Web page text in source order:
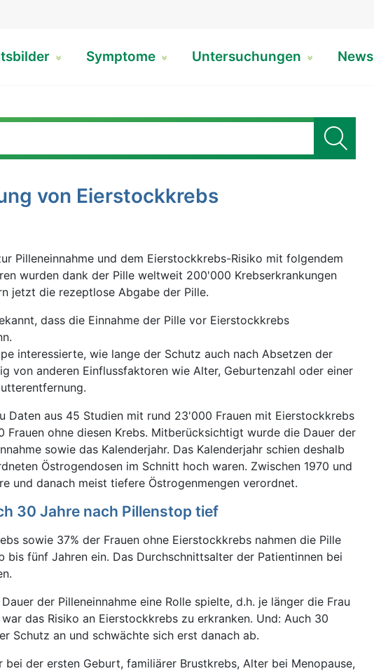
Symptome Untersuchungen News
von Eierstockkrebs
Pilleneinnahme und dem Eierstockkrebs-Risiko mit folgendem
der Pille weltweit 200'000 Krebserkrankungen
jetzt die rezeptlose Abgabe der Pille.
dass die Einnahme der Pille vor Eierstockkrebs
interessierte, wie lange der Schutz auch nach Absetzen der
von anderen Einflussfaktoren wie Alter, Geburtenzahl oder einer
Daten aus 45 Studien mit rund 23'000 Frauen mit Eierstockkrebs
Frauen ohne diesen Krebs. Mitberücksichtigt wurde die Dauer der
sowie das Kalenderjahr. Das Kalenderjahr schien deshalb
Östrogendosen im Schnitt hoch waren. Zwischen 1970 und
und danach meist tiefere Östrogenmengen verordnet.
30 Jahre nach Pillenstop tief
sowie 37% der Frauen ohne Eierstockkrebs nahmen die Pille
bis fünf Jahren ein. Das Durchschnittsalter der Patientinnen bei
der Pilleneinnahme eine Rolle spielte, d.h. je länger die Frau
das Risiko an Eierstockkrebs zu erkranken. Und: Auch 30
Schutz an und schwächte sich erst danach ab.
der ersten Geburt, familiärer Brustkrebs, Alter bei Menopause,